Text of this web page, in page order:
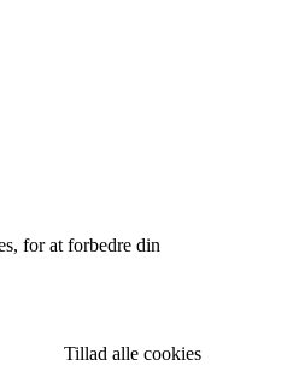
for at forbedre din
Tillad alle cookies